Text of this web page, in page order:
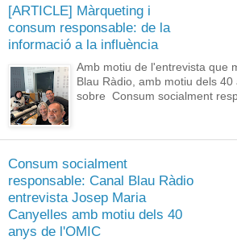
[ARTICLE] Màrqueting i
consum responsable: de la
informació a la influència
Amb motiu de l'entrevista que
Blau Ràdio, amb motiu dels 40
sobre Consum socialment
Consum socialment
responsable: Canal Blau Ràdio
entrevista Josep Maria
Canyelles amb motiu dels 40
anys de l'OMIC